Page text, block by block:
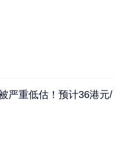
严重低估！预计36港元/